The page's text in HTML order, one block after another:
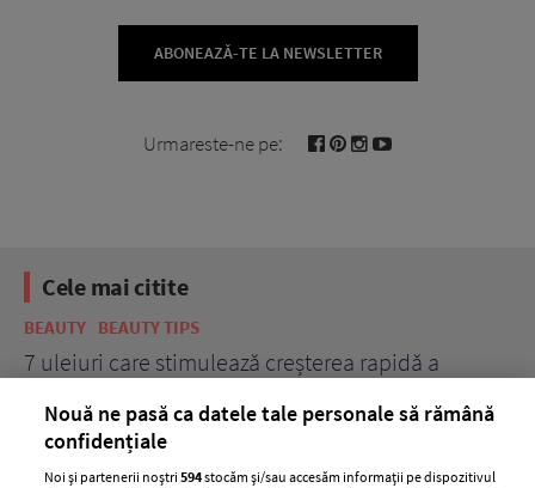
ABONEAZĂ-TE LA NEWSLETTER
Urmareste-ne pe:
Cele mai citite
BEAUTY BEAUTY TIPS
7 uleiuri care stimulează creșterea rapidă a
Nouă ne pasă ca datele tale personale să rămână
confidențiale
Noi și partenerii noștri594stocăm și/sau accesăm informații pe dispozitivul